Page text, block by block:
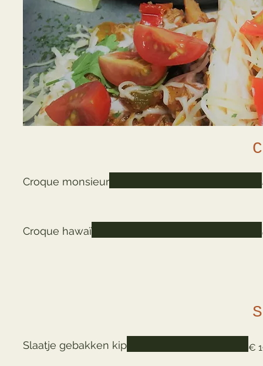
Croque monsieur
Croque hawaï
Slaatje gebakken kip €